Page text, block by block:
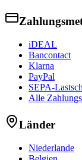
iDEAL
Bancontact
Klarna
PayPal
SEPA-
Alle
Länder
Niederlande